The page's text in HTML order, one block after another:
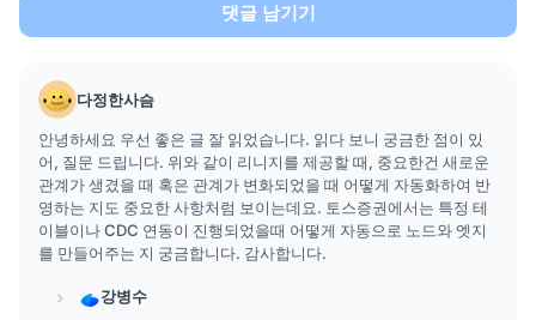
댓글 남기기
다정한사슴
안녕하세요 우선 좋은 글 잘 읽었습니다. 읽다 보니 궁금한 점이 있
어, 질문 드립니다. 위와 같이 리니지를 제공할 때, 중요한건 새로운
관계가 생겼을 때 혹은 관계가 변화되었을 때 어떻게 자동화하여 반
영하는 지도 중요한 사항처럼 보이는데요. 토스증권에서는 특정 테
이블이나 CDC 연동이 진행되었을때 어떻게 자동으로 노드와 엣지
를 만들어주는 지 궁금합니다. 감사합니다.
강병수